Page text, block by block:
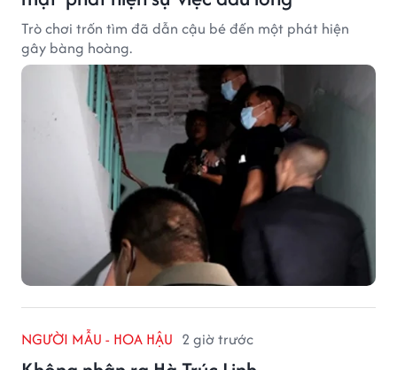
Trò chơi trốn tìm đã dẫn cậu bé đến một phát hiện
gây bàng hoàng.
NGƯỜI MẪU - HOA HẬU 2 giờ trước